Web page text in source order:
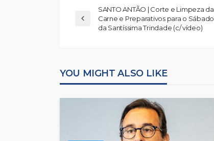
SANTO ANTÃO | Corte e Limpeza da
Carne e Preparativos para o Sábado
da Santíssima Trindade (c/ vídeo)
YOU MIGHT ALSO LIKE